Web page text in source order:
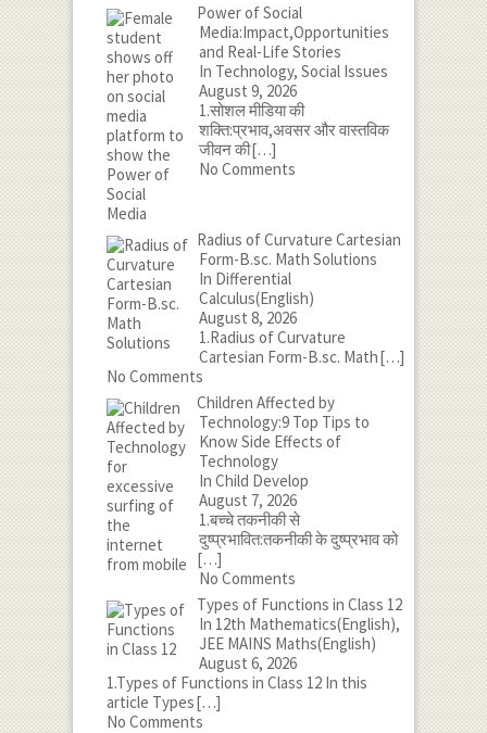
Power of Social
Media:Impact,Opportunities
and Real-Life Stories
In Technology, Social Issues
August 9, 2026
1.सोशल मीडिया की
शक्ति:प्रभाव,अवसर और वास्तविक
जीवन की[…]
No Comments
Radius of Curvature Cartesian
Form-B.sc. Math Solutions
In Differential
Calculus(English)
August 8, 2026
1.Radius of Curvature
Cartesian Form-B.sc. Math[…]
No Comments
Children Affected by
Technology:9 Top Tips to
Know Side Effects of
Technology
In Child Develop
August 7, 2026
1.बच्चे तकनीकी से
दुष्प्रभावित:तकनीकी के दुष्प्रभाव को
[…]
No Comments
Types of Functions in Class 12
In 12th Mathematics(English),
JEE MAINS Maths(English)
August 6, 2026
1.Types of Functions in Class 12 In this
article Types[…]
No Comments